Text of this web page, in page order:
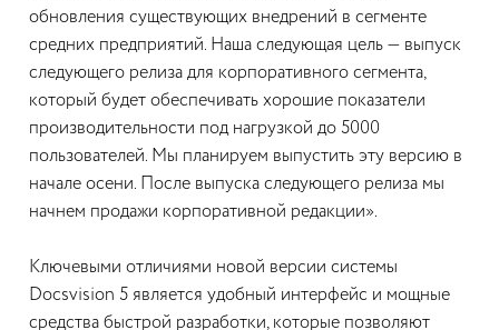
обновления существующих внедрений в сегменте
средних предприятий. Наша следующая цель — выпуск
следующего релиза для корпоративного сегмента,
который будет обеспечивать хорошие показатели
производительности под нагрузкой до 5000
пользователей. Мы планируем выпустить эту версию в
начале осени. После выпуска следующего релиза мы
начнем продажи корпоративной редакции».
Ключевыми отличиями новой версии системы
Docsvision 5 является удобный интерфейс и мощные
средства быстрой разработки, которые позволяют